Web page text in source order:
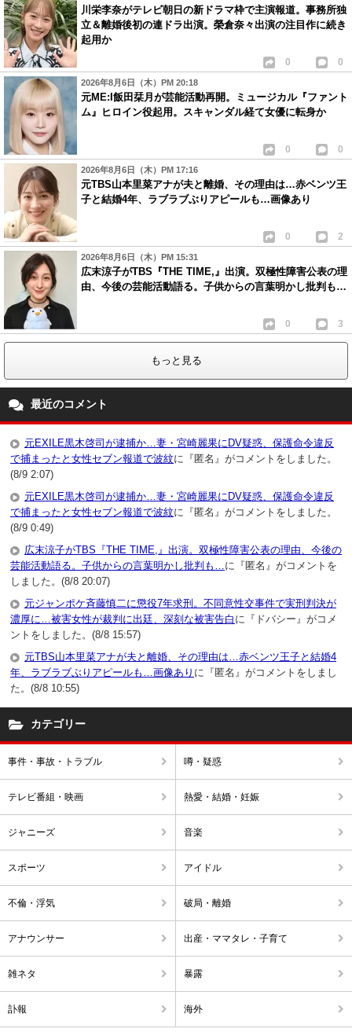
川栄李奈がテレビ朝日の新ドラマ枠で主演報道。事務所独
立＆離婚後初の連ドラ出演。榮倉奈々出演の注目作に続き
起用か
0 0
2026年8月6日（木）PM 20:18
元ME:I飯田栞月が芸能活動再開。ミュージカル『ファント
ム』ヒロイン役起用。スキャンダル経て女優に転身か
0 0
2026年8月6日（木）PM 17:16
元TBS山本里菜アナが夫と離婚、その理由は…赤ベンツ王
子と結婚4年、ラブラブぶりアピールも…画像あり
0 2
2026年8月6日（木）PM 15:31
広末涼子がTBS『THE TIME,』出演。双極性障害公表の理
由、今後の芸能活動語る。子供からの言葉明かし批判も…
0 3
もっと見る
最近のコメント
元EXILE黒木啓司が逮捕か…妻・宮崎麗果にDV疑惑、保護命令違反
で捕まったと女性セブン報道で波紋に『匿名』がコメントをしました。
(8/9 2:07)
元EXILE黒木啓司が逮捕か…妻・宮崎麗果にDV疑惑、保護命令違反
で捕まったと女性セブン報道で波紋に『匿名』がコメントをしました。
(8/9 0:49)
広末涼子がTBS『THE TIME,』出演。双極性障害公表の理由、今後の
芸能活動語る。子供からの言葉明かし批判も…に『匿名』がコメントを
しました。(8/8 20:07)
元ジャンポケ斉藤慎二に懲役7年求刑。不同意性交事件で実刑判決が
濃厚に…被害女性が裁判に出廷、深刻な被害告白 に『ドバシー』がコメ
ントをしました。(8/8 15:57)
元TBS山本里菜アナが夫と離婚、その理由は…赤ベンツ王子と結婚4
年、ラブラブぶりアピールも…画像あり に『匿名』がコメントをしまし
た。(8/8 10:55)
カテゴリー
事件・事故・トラブル 噂・疑惑
テレビ番組・映画 熱愛・結婚・妊娠
ジャニーズ 音楽
スポーツ アイドル
不倫・浮気 破局・離婚
アナウンサー 出産・ママタレ・子育て
雑ネタ 暴露
訃報 海外